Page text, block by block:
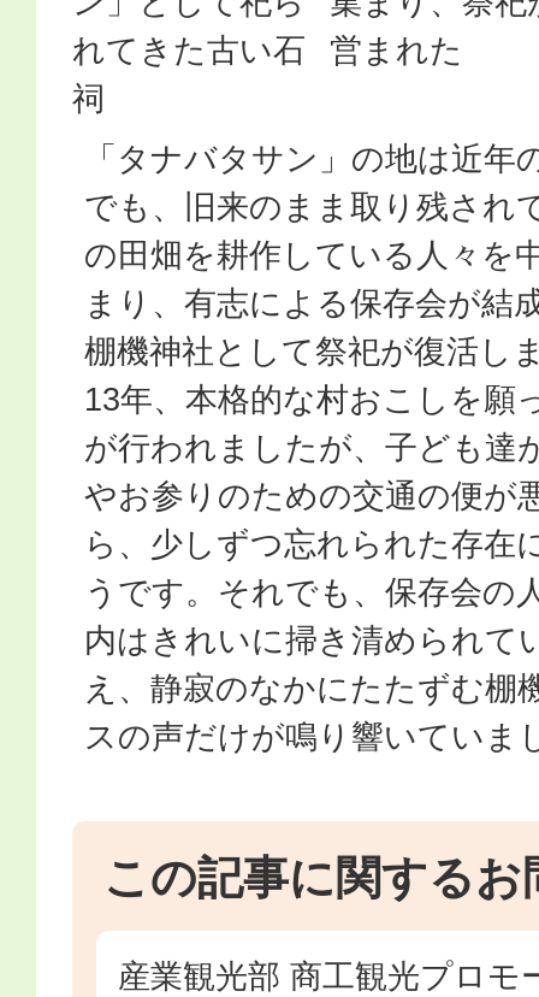
れてきた古い石
祠
営まれた
「タナバタサン」の地は近年
でも、旧来のまま取り残され
の田畑を耕作している人々を
まり、有志による保存会が結
棚機神社として祭祀が復活し
13年、本格的な村おこしを願
が行われましたが、子ども達
やお参りのための交通の便が
ら、少しずつ忘れられた存在
うです。それでも、保存会の
内はきれいに掃き清められて
え、静寂のなかにたたずむ棚
スの声だけが鳴り響いていま
この記事に関するお
産業観光部 商工観光プロモ